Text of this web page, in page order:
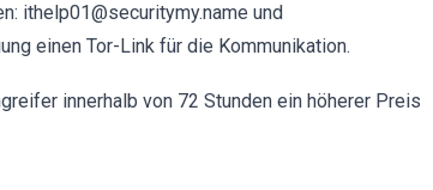
ithelp01@securitymy.name und
einen Tor-Link für die Kommunikation.
innerhalb von 72 Stunden ein höherer Preis